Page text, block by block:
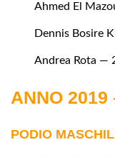
Ahmed El
Dennis Bosire
Andrea Rota —
ANNO 2019
PODIO